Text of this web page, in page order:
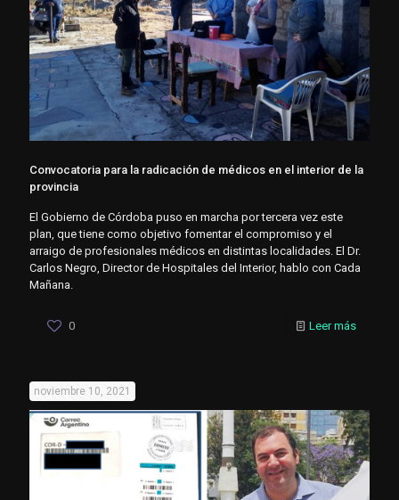
Convocatoria para la radicación de médicos en el interior de la
provincia
El Gobierno de Córdoba puso en marcha por tercera vez este
plan, que tiene como objetivo fomentar el compromiso y el
arraigo de profesionales médicos en distintas localidades. El Dr.
Carlos Negro, Director de Hospitales del Interior, hablo con Cada
Mañana.
0 Leer más
noviembre 10, 2021